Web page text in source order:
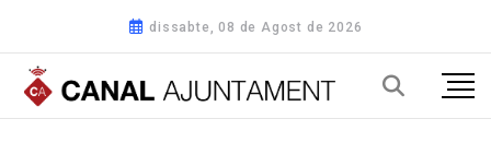
dissabte, 08 de Agost de 2026